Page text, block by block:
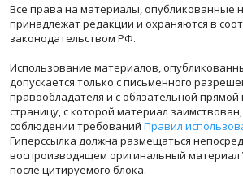
Все права на материалы, опубликованные
принадлежат редакции и охраняются в
законодательством РФ.
Использование материалов,
допускается только с письменного
правообладателя и с обязательной прямой
страницу, с которой материал
соблюдении требований Правил
Гиперссылка должна размещаться
воспроизводящем оригинальный материал
после цитируемого блока.